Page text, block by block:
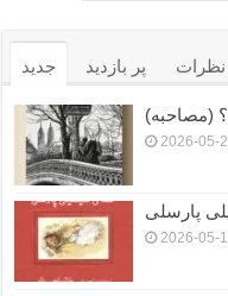
جدید پر بازدید نظرات
(مصاحبه)
2026-05-
پارسلی
2026-05-